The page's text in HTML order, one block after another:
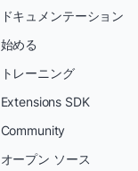
ドキュメンテーション
始める
トレーニング
Extensions SDK
Community
オープン ソース